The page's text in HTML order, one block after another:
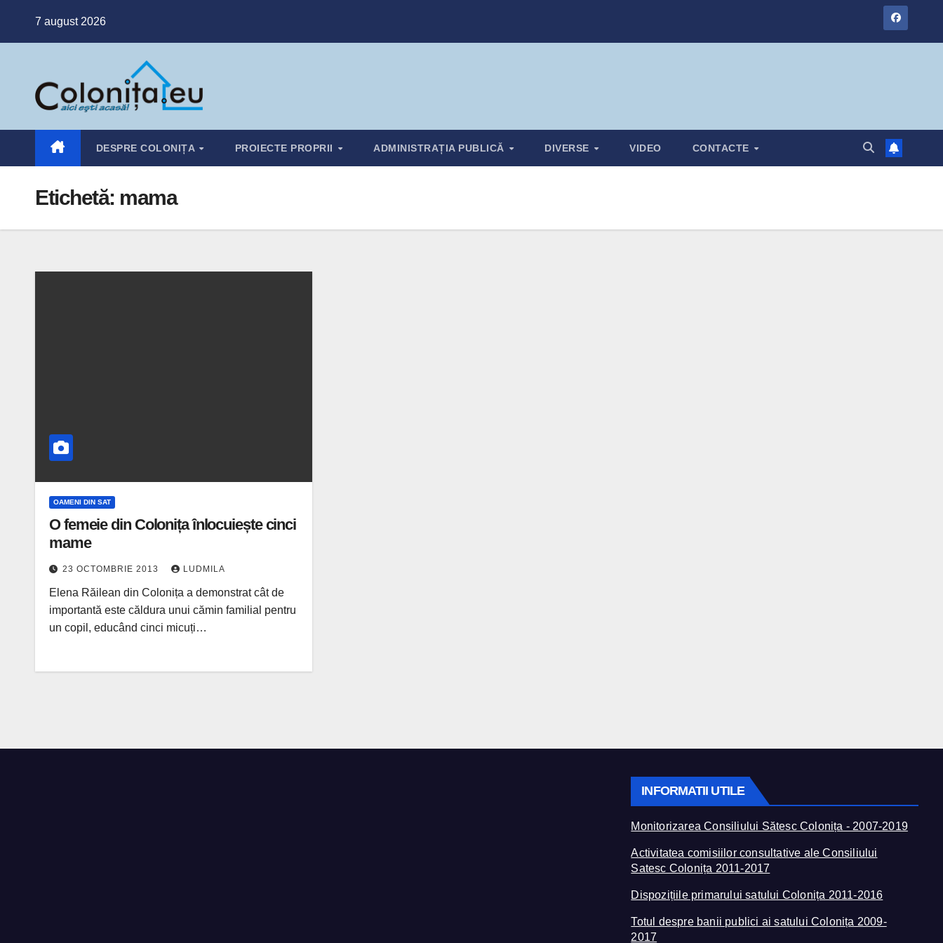
7 august 2026
DESPRE COLONIȚA PROIECTE PROPRII ADMINISTRAȚIA PUBLICĂ DIVERSE VIDEO CONTACTE
Etichetă: mama
OAMENI DIN SAT
O femeie din Colonița înlocuiește cinci
mame
23 OCTOMBRIE 2013 LUDMILA
Elena Răilean din Colonița a demonstrat cât de
importantă este căldura unui cămin familial pentru
un copil, educând cinci micuți…
INFORMATII UTILE
Monitorizarea Consiliului Sătesc Colonița - 2007-2019
Activitatea comisiilor consultative ale Consiliului
Satesc Colonița 2011-2017
Dispozițiile primarului satului Colonița 2011-2016
Totul despre banii publici ai satului Colonița 2009-
2017